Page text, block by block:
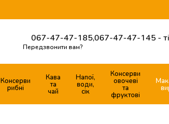
067-47-47-185, 067-47-47-145 -
Передзвонити вам?
Консерви
рибні
Кава
та
чай
Напої,
води,
сік
Консерви
овочеві
та
фруктові